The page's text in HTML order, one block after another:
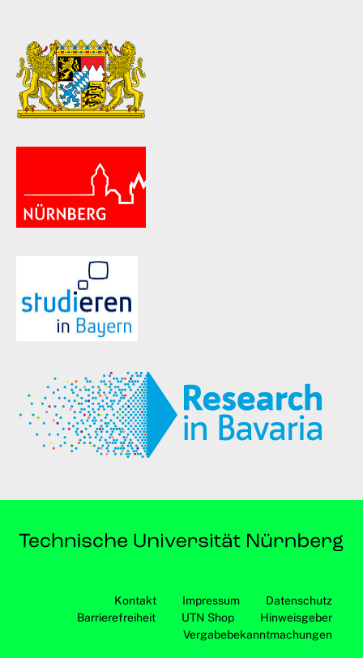
Kontakt Impressum
Datenschutz
Barrierefreiheit
UTN Shop
Hinweisgeber
Vergabebekanntmachungen